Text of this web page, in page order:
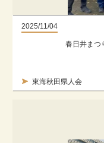
2025/11/04
東海秋田県人会
春日井まつ